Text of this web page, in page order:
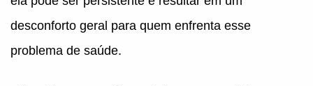
desconforto geral para quem enfrenta esse
problema de saúde.